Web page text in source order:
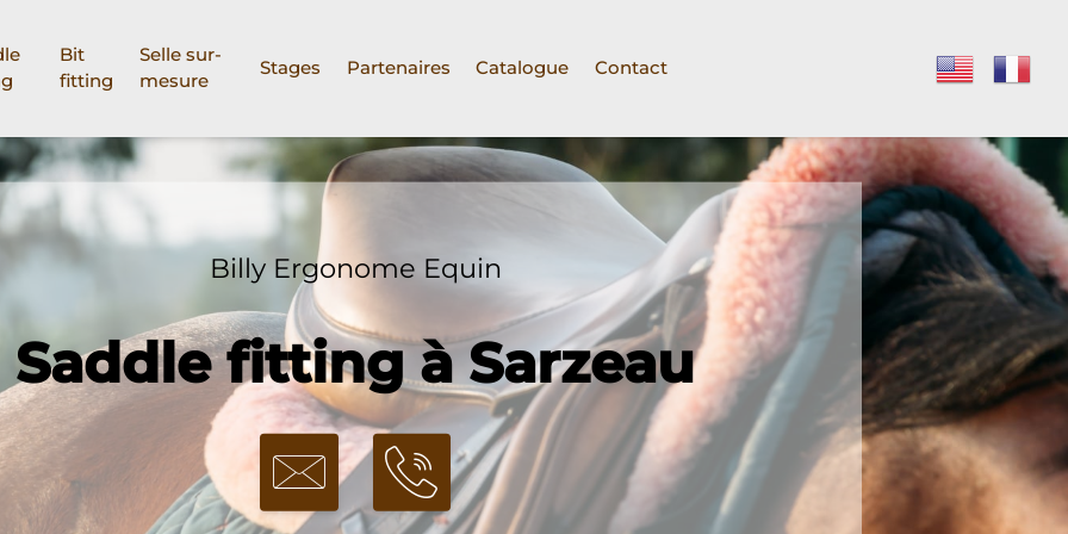
Bit
fitting
Selle sur-
mesure
Stages Partenaires Catalogue Contact
Billy Ergonome Equin
Saddle fitting à Sarzeau